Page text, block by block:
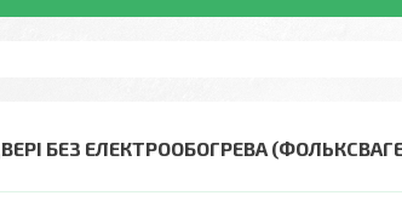
БЕЗ ЕЛЕКТРООБОГРЕВА